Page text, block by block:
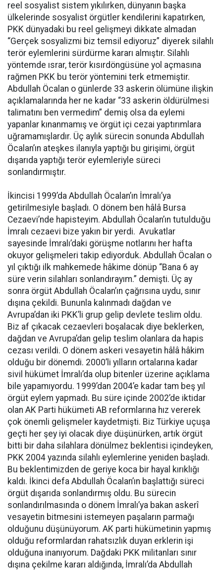
reel sosyalist sistem yıkılırken, dünyanın başka
ülkelerinde sosyalist örgütler kendilerini kapatırken,
PKK dünyadaki bu reel gelişmeyi dikkate almadan
“Gerçek sosyalizmi biz temsil ediyoruz” diyerek silahlı
terör eylemlerini sürdürme kararı almıştır. Silahlı
yöntemde ısrar, terör kısırdöngüsüne yol açmasına
rağmen PKK bu terör yöntemini terk etmemiştir.
Abdullah Öcalan o günlerde 33 askerin ölümüne ilişkin
açıklamalarında her ne kadar “33 askerin öldürülmesi
talimatını ben vermedim” demiş olsa da eylemi
yapanlar kınanmamış ve örgüt içi cezai yaptırımlara
uğramamışlardır. Üç aylık sürecin sonunda Abdullah
Öcalan’ın ateşkes ilanıyla yaptığı bu girişimi, örgüt
dışarıda yaptığı terör eylemleriyle süreci
sonlandırmıştır.
İkincisi 1999’da Abdullah Öcalan’ın İmralı’ya
getirilmesiyle başladı. O dönem ben hâlâ Bursa
Cezaevi’nde hapisteyim. Abdullah Öcalan’ın tutulduğu
İmralı cezaevi bize yakın bir yerdi. Avukatlar
sayesinde İmralı’daki görüşme notlarını her hafta
okuyor gelişmeleri takip ediyorduk. Abdullah Öcalan o
yıl çıktığı ilk mahkemede hâkime dönüp “Bana 6 ay
süre verin silahları sonlandırayım.” demişti. Üç ay
sonra örgüt Abdullah Öcalan’ın çağrısına uydu, sınır
dışına çekildi. Bununla kalınmadı dağdan ve
Avrupa’dan iki PKK’li grup gelip devlete teslim oldu.
Biz af çıkacak cezaevleri boşalacak diye beklerken,
dağdan ve Avrupa’dan gelip teslim olanlara da hapis
cezası verildi. O dönem askeri vesayetin hâlâ hâkim
olduğu bir dönemdi. 2000’li yılların ortalarına kadar
sivil hükümet İmralı’da olup bitenler üzerine açıklama
bile yapamıyordu. 1999’dan 2004’e kadar tam beş yıl
örgüt eylem yapmadı. Bu süre içinde 2002’de iktidar
olan AK Parti hükümeti AB reformlarına hız vererek
çok önemli gelişmeler kaydetmişti. Biz Türkiye uçuşa
geçti her şey iyi olacak diye düşünürken, artık örgüt
bitti bir daha silahlara dönülmez beklentisi içindeyken,
PKK 2004 yazında silahlı eylemlerine yeniden başladı.
Bu beklentimizden de geriye koca bir hayal kırıklığı
kaldı. İkinci defa Abdullah Öcalan’ın başlattığı süreci
örgüt dışarıda sonlandırmış oldu. Bu sürecin
sonlandırılmasında o dönem İmralı’ya bakan askerî
vesayetin bitmesini istemeyen paşaların parmağı
olduğunu düşünüyorum. AK parti hükümetinin yapmış
olduğu reformlardan rahatsızlık duyan erklerin işi
olduğuna inanıyorum. Dağdaki PKK militanları sınır
dışına çekilme kararı aldığında, İmralı’da Abdullah